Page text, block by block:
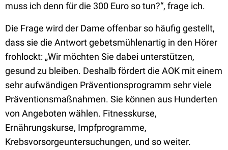
muss ich denn für die 300 Euro so tun?“, frage ich.
Die Frage wird der Dame offenbar so häufig gestellt,
dass sie die Antwort gebetsmühlenartig in den Hörer
frohlockt: „Wir möchten Sie dabei unterstützen,
gesund zu bleiben. Deshalb fördert die AOK mit einem
sehr aufwändigen Präventionsprogramm sehr viele
Präventionsmaßnahmen. Sie können aus Hunderten
von Angeboten wählen. Fitnesskurse,
Ernährungskurse, Impfprogramme,
Krebsvorsorgeuntersuchungen, und so weiter.